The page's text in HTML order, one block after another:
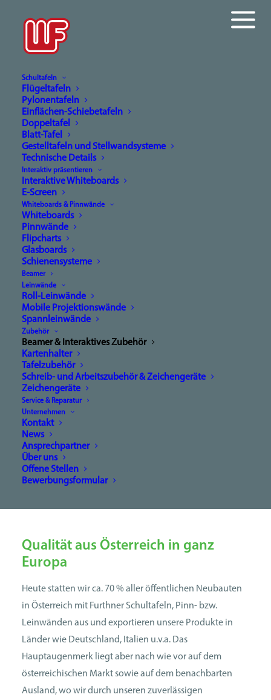
Schultafeln
Flügeltafeln
Pylonentafeln
Einflächen-Schiebetafeln
Doppeltafel
Blatt-Tafel
Gestelltafeln und Stellwandsysteme
Technische Details
Interaktiv präsentieren
Interaktive Whiteboards
E-Screen
Whiteboards & Pinnwände
Whiteboards
Pinnwände
Flipcharts
Glasboards
Schienensysteme
Beamer
Leinwände
Roll-Leinwände
Mobile Projektionswände
Spannleinwände
Zubehör
Beamer & Interaktives Zubehör
Kartenhalter
Tafelzubehör
Schreib- und Arbeitszubehör & Zeichengeräte
Zeichengeräte
Service & Reparatur
Unternehmen
Kontakt
News
Ansprechpartner
Über uns
Offene Stellen
Bewerbungsformular
Top Qualität für Top
Ausbildung!
Die ART des Lehrens!
Auf das richtige Material kommt es
an!
Qualität aus Österreich in ganz
Europa
Heute statten wir ca. 70 % aller öffentlichen Neubauten
in Österreich mit Furthner Schultafeln, Pinn- bzw.
Leinwänden aus und exportieren unsere Produkte in
Länder wie Deutschland, Italien u.v.a. Das
Hauptaugenmerk liegt aber nach wie vor auf dem
österreichischen Markt sowie auf dem benachbarten
Ausland, wo wir durch unseren zuverlässigen